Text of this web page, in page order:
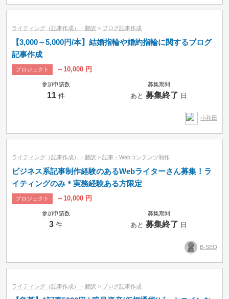
ライティング（記事作成）・翻訳 > ブログ記事作成
【3,000～5,000円/本】結婚指輪や婚約指輪に関するブログ
記事作成
プロジェクト ～10,000 円
参加申請数
11件
募集期間
あと募集終了 日
小和田
ライティング（記事作成）・翻訳 > 記事・Webコンテンツ制作
ビジネス系記事制作経験のあるWebライターさん募集！ラ
イティングのみ＊実務経験ある方限定
プロジェクト ～10,000 円
参加申請数
3 件
募集期間
あと募集終了 日
B-SEO
ライティング（記事作成）・翻訳 > ブログ記事作成